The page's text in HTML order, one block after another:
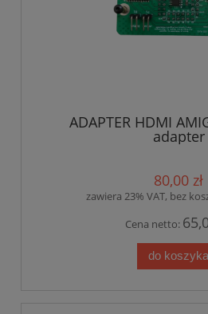
ADAPTER HDMI
adapter
80,00 zł
zawiera 23% VAT, bez
Cena netto:
do koszyka